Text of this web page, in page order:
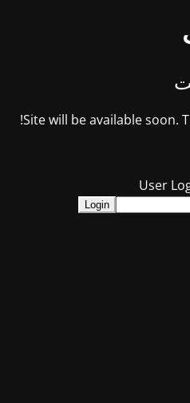
Site will be available soon.
User